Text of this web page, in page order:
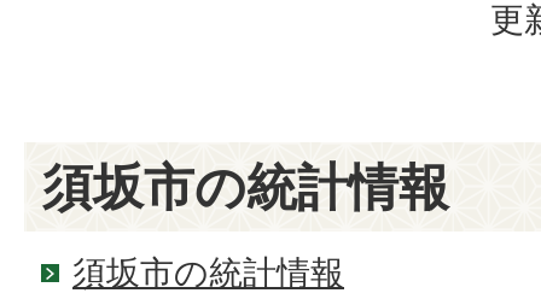
更
須坂市の統計情報
須坂市の統計情報